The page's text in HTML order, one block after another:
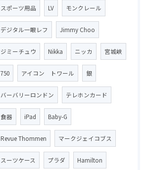
スポーツ用品 LV モンクレール
デジタル一眼レフ Jimmy Choo
ジミーチュウ Nikka ニッカ 宮城峡
750 アイコン トワール 銀
バーバリーロンドン テレホンカード
食器 iPad Baby-G
Revue Thommen マークジェイコブス
スーツケース プラダ Hamilton